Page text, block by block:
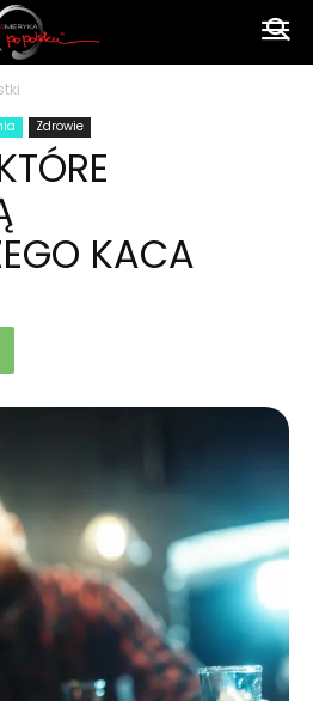
Zdrowie
KACA